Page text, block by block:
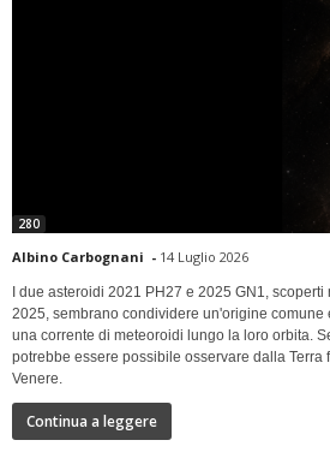
280
Albino Carbognani - 14 Luglio 2026
I due asteroidi 2021 PH27 e 2025 GN1,
2025, sembrano condividere un'origine comune
una corrente di meteoroidi lungo la loro orbita.
potrebbe essere possibile osservare dalla Terra
Venere.
Continua a leggere